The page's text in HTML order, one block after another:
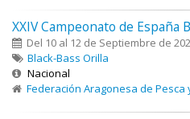
XXIV Campeonato de España
Del 10 al 12 de Septiembre de
Black-Bass Orilla
Nacional
Federación Aragonesa de Pesca